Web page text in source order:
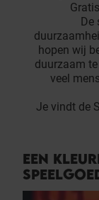
De
hopen wij
duurzaam
veel
Je vindt de
EEN